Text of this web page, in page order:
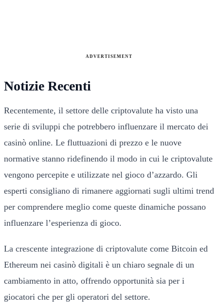
ADVERTISEMENT
Notizie Recenti
Recentemente, il settore delle criptovalute ha visto una
serie di sviluppi che potrebbero influenzare il mercato dei
casinò online. Le fluttuazioni di prezzo e le nuove
normative stanno ridefinendo il modo in cui le criptovalute
vengono percepite e utilizzate nel gioco d’azzardo. Gli
esperti consigliano di rimanere aggiornati sugli ultimi trend
per comprendere meglio come queste dinamiche possano
influenzare l’esperienza di gioco.
La crescente integrazione di criptovalute come Bitcoin ed
Ethereum nei casinò digitali è un chiaro segnale di un
cambiamento in atto, offrendo opportunità sia per i
giocatori che per gli operatori del settore.